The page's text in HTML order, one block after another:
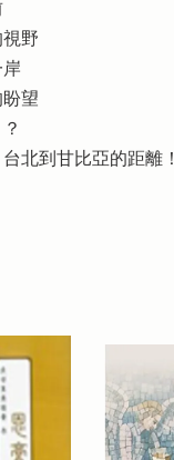
野
望
北到甘比亞的距離！